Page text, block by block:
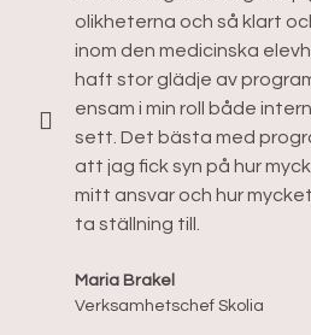
olikheterna och så klart
inom den medicinska
haft stor glädje av
ensam i min roll både
sett. Det bästa med
att jag fick syn på hur
mitt ansvar och hur
ta ställning till.
Maria Brakel
Verksamhetschef Skolia